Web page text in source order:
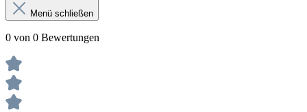
Menü schließen
0 von 0 Bewertungen